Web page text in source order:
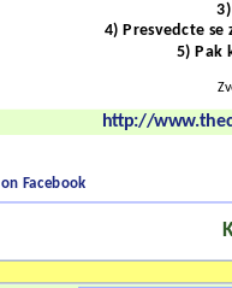
4) Presvedcte
5) Pak
http://
Facebook